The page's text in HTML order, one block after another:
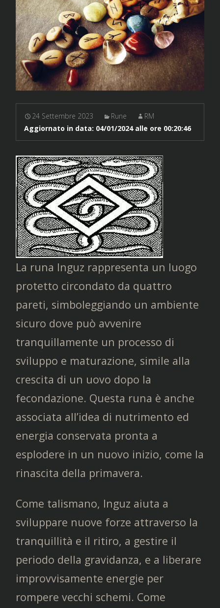
24 Settembre 2023 Rune
RM
Aggiornato in data: 04/01/2024 alle ore 00:20:46
La runa Inguz rappresenta un luogo
protetto circondato da quattro
pareti, simboleggiando un ambiente
sicuro dove può avvenire
tranquillamente un processo di
sviluppo e maturazione, simile alla
crescita di un uovo dopo la
fecondazione. Questa runa è anche
associata all’idea di nutrimento ed
energia conservata pronta a
esplodere in un nuovo inizio, come la
rinascita della primavera.
Come talismano, Inguz aiuta a
sviluppare nuove forze attraverso la
tranquillità e il ritiro, a gestire il
periodo della gravidanza, e a liberare
improvvisamente energie per
rompere vecchi schemi. Come